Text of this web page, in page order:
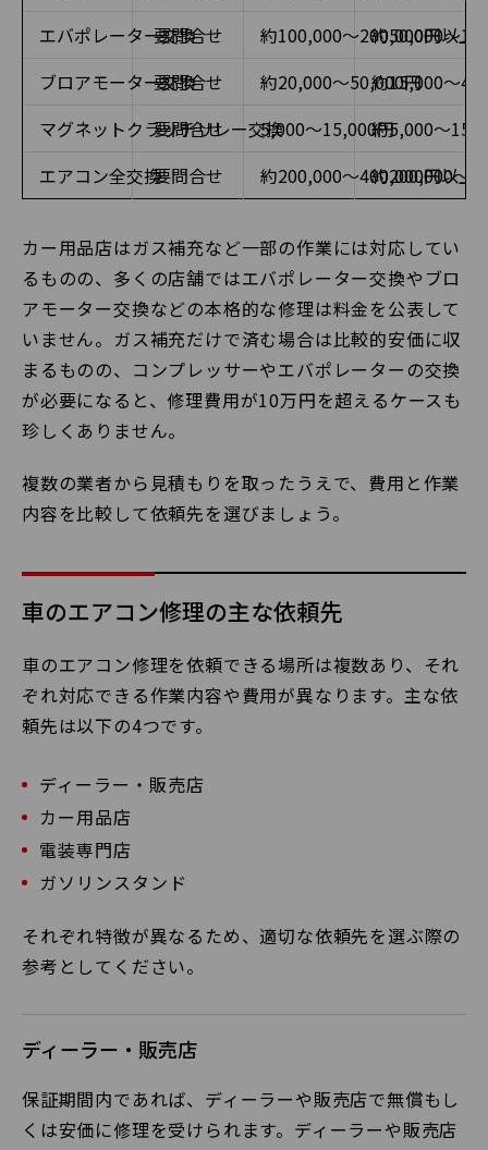
エバポレーター交換
要問合せ 約100,000〜200,000円以上
約50,000〜
ブロアモーター交換
要問合せ 約20,000〜50,000円
約15,000〜
マグネットクラッチリレー交換
要問合せ 5,000〜15,000円約5,000〜
エアコン全交換要問合せ 約200,000〜400,000円以上
約200,000〜
カー用品店はガス補充など一部の作業には対応してい
るものの、多くの店舗ではエバポレーター交換やブロ
アモーター交換などの本格的な修理は料金を公表して
いません。ガス補充だけで済む場合は比較的安価に収
まるものの、コンプレッサーやエバポレーターの交換
が必要になると、修理費用が10万円を超えるケースも
珍しくありません。
複数の業者から見積もりを取ったうえで、費用と作業
内容を比較して依頼先を選びましょう。
車のエアコン修理の主な依頼先
車のエアコン修理を依頼できる場所は複数あり、それ
ぞれ対応できる作業内容や費用が異なります。主な依
頼先は以下の4つです。
ディーラー・販売店
カー用品店
電装専門店
ガソリンスタンド
それぞれ特徴が異なるため、適切な依頼先を選ぶ際の
参考としてください。
ディーラー・販売店
保証期間内であれば、ディーラーや販売店で無償もし
くは安価に修理を受けられます。ディーラーや販売店